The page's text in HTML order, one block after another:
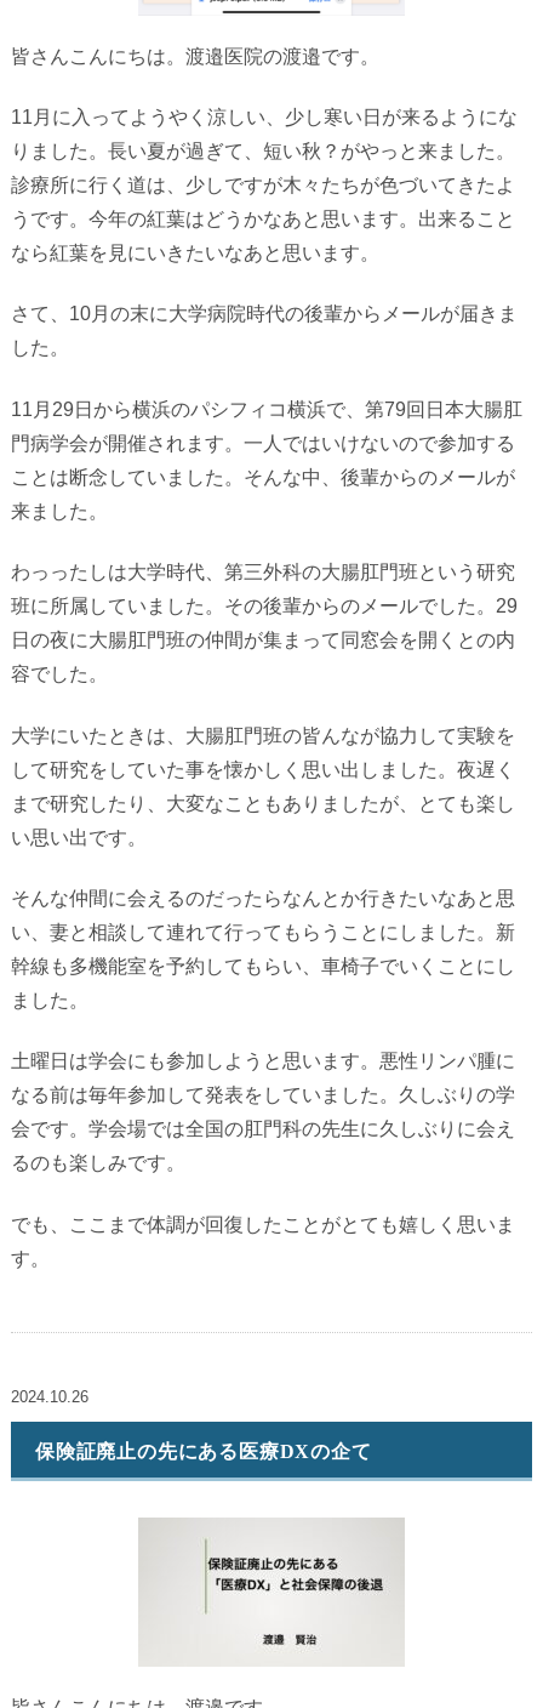
皆さんこんにちは。渡邉医院の渡邉です。
11月に入ってようやく涼しい、少し寒い日が来るようにな
りました。長い夏が過ぎて、短い秋？がやっと来ました。
診療所に行く道は、少しですが木々たちが色づいてきたよ
うです。今年の紅葉はどうかなあと思います。出来ること
なら紅葉を見にいきたいなあと思います。
さて、10月の末に大学病院時代の後輩からメールが届きま
した。
11月29日から横浜のパシフィコ横浜で、第79回日本大腸肛
門病学会が開催されます。一人ではいけないので参加する
ことは断念していました。そんな中、後輩からのメールが
来ました。
わっったしは大学時代、第三外科の大腸肛門班という研究
班に所属していました。その後輩からのメールでした。29
日の夜に大腸肛門班の仲間が集まって同窓会を開くとの内
容でした。
大学にいたときは、大腸肛門班の皆んなが協力して実験を
して研究をしていた事を懐かしく思い出しました。夜遅く
まで研究したり、大変なこともありましたが、とても楽し
い思い出です。
そんな仲間に会えるのだったらなんとか行きたいなあと思
い、妻と相談して連れて行ってもらうことにしました。新
幹線も多機能室を予約してもらい、車椅子でいくことにし
ました。
土曜日は学会にも参加しようと思います。悪性リンパ腫に
なる前は毎年参加して発表をしていました。久しぶりの学
会です。学会場では全国の肛門科の先生に久しぶりに会え
るのも楽しみです。
でも、ここまで体調が回復したことがとても嬉しく思いま
す。
2024.10.26
保険証廃止の先にある医療DXの企て